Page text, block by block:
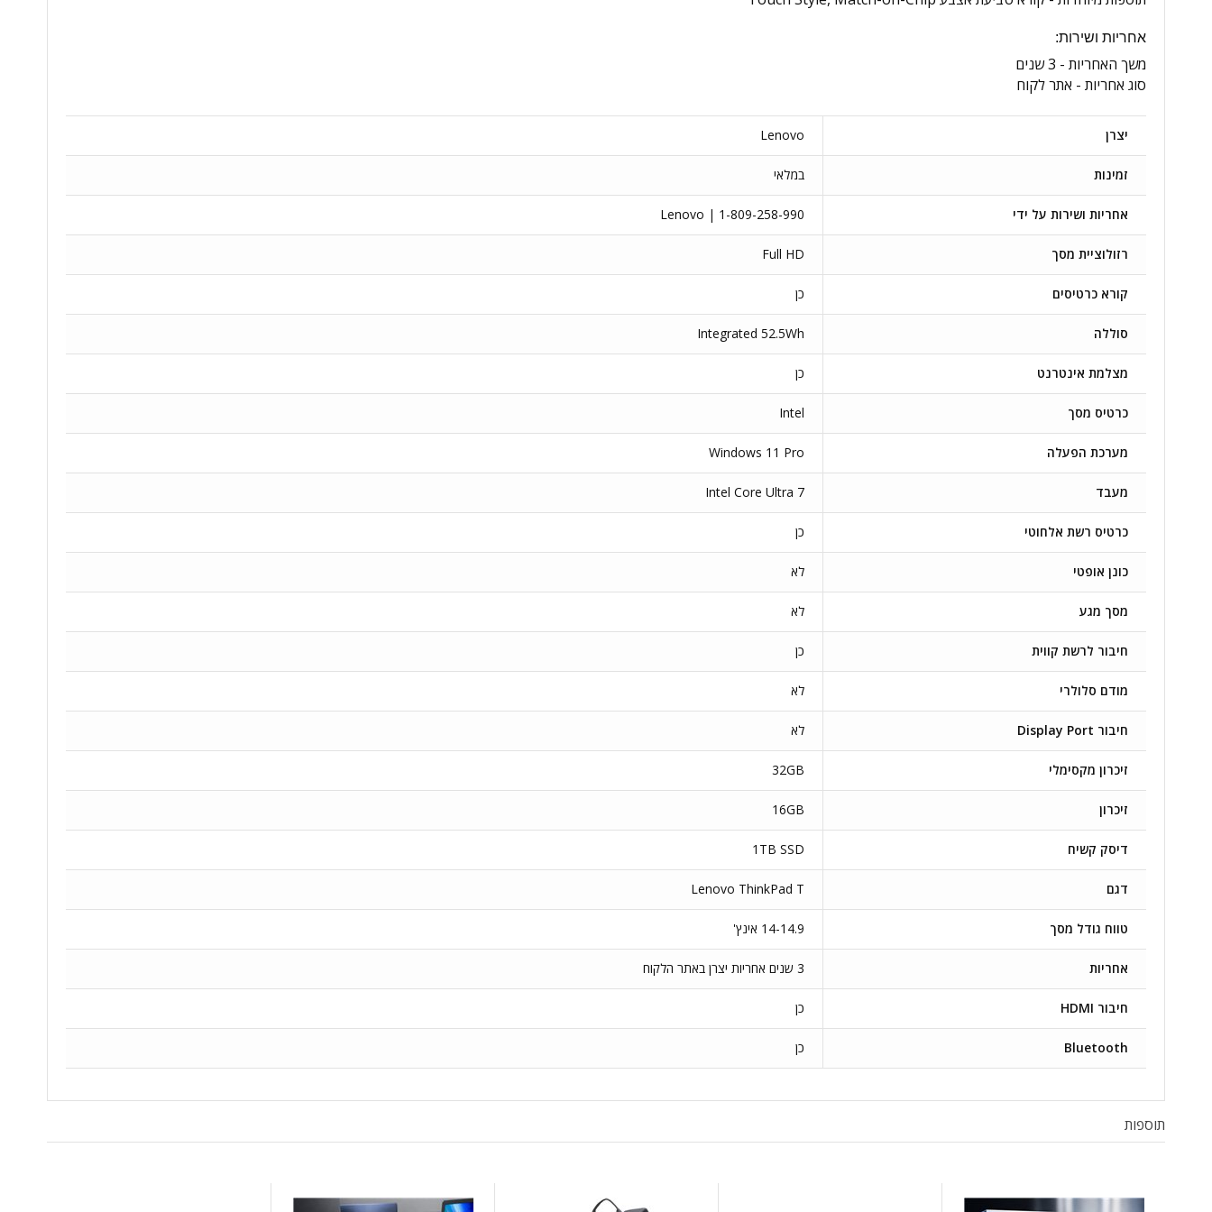
אחריות ושירות:
משך האחריות - 3 שנים
סוג אחריות - אתר לקוח
יצרן Lenovo
זמינות במלאי
אחריות ושירות על ידי Lenovo | 1-809-258-990
רזולוציית מסך Full HD
קורא כרטיסים כן
סוללה Integrated 52.5Wh
מצלמת אינטרנט כן
כרטיס מסך Intel
מערכת הפעלה Windows 11 Pro
מעבד Intel Core Ultra 7
כרטיס רשת אלחוטי כן
כונן אופטי לא
מסך מגע לא
חיבור לרשת קווית כן
מודם סלולרי לא
חיבור Display Port לא
זיכרון מקסימלי 32GB
זיכרון 16GB
דיסק קשיח 1TB SSD
דגם Lenovo ThinkPad T
טווח גודל מסך 14-14.9 אינץ'
אחריות 3 שנים אחריות יצרן באתר הלקוח
חיבור HDMI כן
Bluetooth כן
תוספות